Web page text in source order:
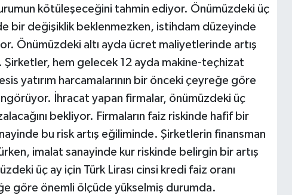
kötüleşeceğini tahmin ediyor. Önümüzdeki üç
bir değişiklik beklenmezken, istihdam düzeyinde
Önümüzdeki altı ayda ücret maliyetlerinde artış
Şirketler, hem gelecek 12 ayda makine-teçhizat
yatırım harcamalarının bir önceki çeyreğe göre
İhracat yapan firmalar, önümüzdeki üç
bekliyor. Firmaların faiz riskinde hafif bir
bu risk artış eğiliminde. Şirketlerin finansman
imalat sanayinde kur riskinde belirgin bir artış
üç ay için Türk Lirası cinsi kredi faiz oranı
göre önemli ölçüde yükselmiş durumda.